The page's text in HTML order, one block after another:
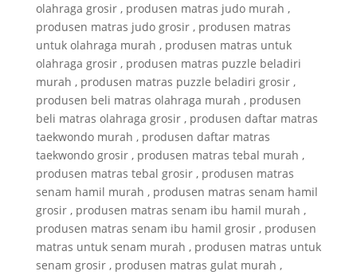
olahraga grosir , produsen matras judo murah ,
produsen matras judo grosir , produsen matras
untuk olahraga murah , produsen matras untuk
olahraga grosir , produsen matras puzzle beladiri
murah , produsen matras puzzle beladiri grosir ,
produsen beli matras olahraga murah , produsen
beli matras olahraga grosir , produsen daftar matras
taekwondo murah , produsen daftar matras
taekwondo grosir , produsen matras tebal murah ,
produsen matras tebal grosir , produsen matras
senam hamil murah , produsen matras senam hamil
grosir , produsen matras senam ibu hamil murah ,
produsen matras senam ibu hamil grosir , produsen
matras untuk senam murah , produsen matras untuk
senam grosir , produsen matras gulat murah ,